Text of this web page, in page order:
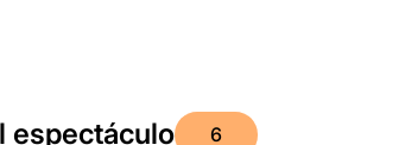
espectáculo 6